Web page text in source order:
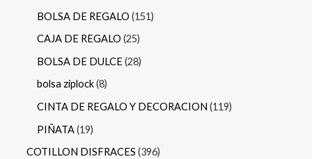
BOLSA DE REGALO 151
CAJA DE REGALO 25
BOLSA DE DULCE 28
bolsa ziplock 8
CINTA DE REGALO Y DECORACION 119
PIÑATA 19
COTILLON DISFRACES 396